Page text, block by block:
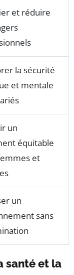
et réduire
la sécurité
et mentale
un
équitable
et
un
sans
santé et la